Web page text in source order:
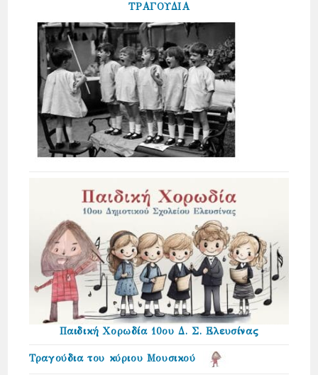
ΤΡΑΓΟΥΔΙΑ
Παιδική Χορωδία 10ου Δ. Σ. Ελευσίνας
Τραγούδια του κύριου Μουσικού